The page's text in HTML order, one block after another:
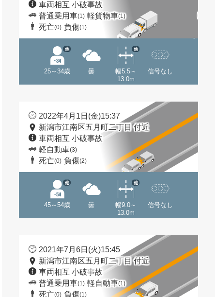
車両相互 小破事故
普通乗用車(1) 軽貨物車(1)
死亡(0) 負傷(1)
25～34歳
他
曇
幅5.5～
13.0m
他
信号なし
2022年4月1日(金)15:37
新潟市江南区五月町二丁目 付近
車両相互 小破事故
軽自動車(3)
死亡(0) 負傷(2)
45～54歳
他
曇
幅9.0～
13.0m
他
信号なし
2021年7月6日(火)15:45
新潟市江南区五月町二丁目 付近
車両相互 小破事故
普通乗用車(1) 軽自動車(1)
死亡(0) 負傷(1)